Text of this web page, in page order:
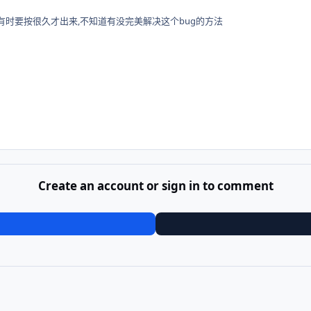
时要按很久才出来,不知道有没完美解决这个bug的方法
Create an account or sign in to comment